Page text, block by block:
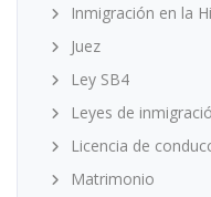
Inmigración en la
Juez
Ley SB4
Leyes de
Licencia de
Matrimonio